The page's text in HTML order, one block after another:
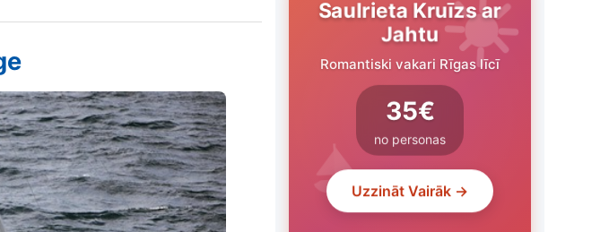
Saulrieta Kruīzs ar
Jahtu
Romantiski vakari Rīgas līcī
35€
no personas
Uzzināt Vairāk →